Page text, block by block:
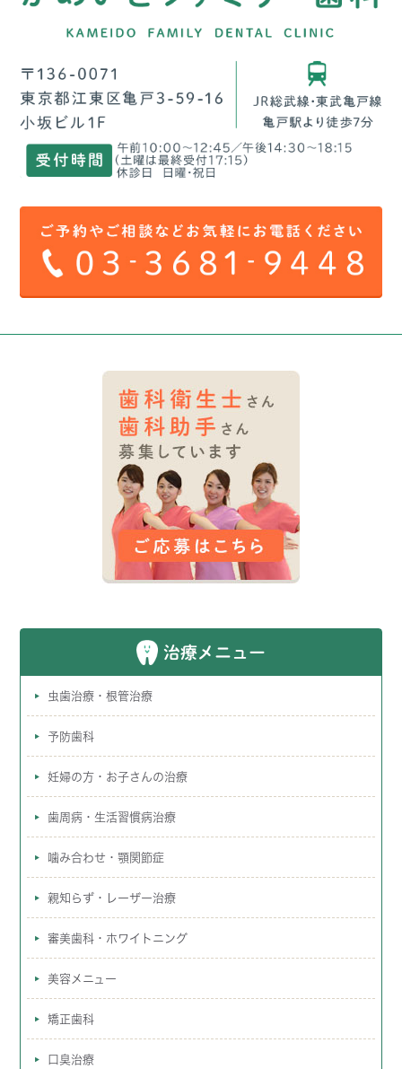
治療メニュー
虫歯治療・根管治療
予防歯科
妊婦の方・お子さんの治療
歯周病・生活習慣病治療
噛み合わせ・顎関節症
親知らず・レーザー治療
審美歯科・ホワイトニング
美容メニュー
矯正歯科
口臭治療